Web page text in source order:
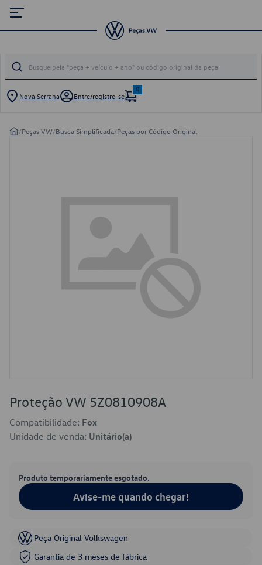
Nova Serrana Entre/registre-se
0
/Peças VW/Busca Simplificada/Peças por Código Original
Proteção VW 5Z0810908A
Compatibilidade: Fox
Unidade de venda: Unitário(a)
Produto temporariamente esgotado.
Avise-me quando chegar!
Peça Original Volkswagen
Garantia de 3 meses de fábrica